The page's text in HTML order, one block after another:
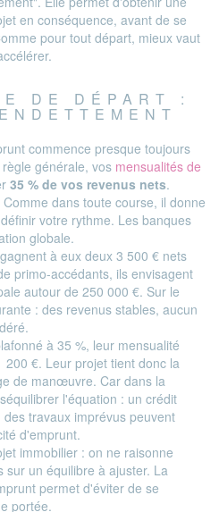
en conséquence, avant de se
pour tout départ, mieux vaut
DE DÉPART :
commence presque toujours
générale, vos mensualités de
35 % de vos revenus nets.
dans toute course, il donne
votre rythme. Les banques
globale.
à eux deux 3 500 € nets
primo-accédants, ils envisagent
autour de 250 000 €. Sur le
: des revenus stables, aucun
à 35 %, leur mensualité
€. Leur projet tient donc la
de manœuvre. Car dans la
l'équation : un crédit
travaux imprévus peuvent
d'emprunt.
immobilier : on ne raisonne
sur un équilibre à ajuster. La
permet d'éviter de se
portée.